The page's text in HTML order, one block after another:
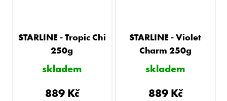
STARLINE - Tropic Chi
250g
skladem
889 Kč
STARLINE - Violet
Charm 250g
skladem
889 Kč